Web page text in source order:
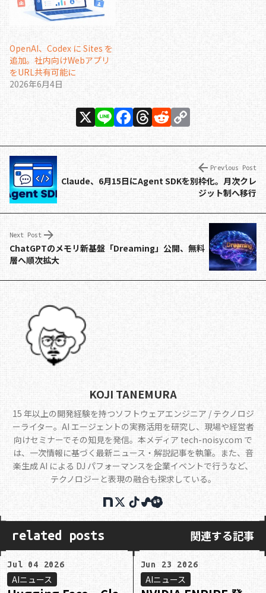
OpenAI、Codex に Sites を
追加。社内向けWebアプリ
をURL共有可能に
2026年6月4日
X Li
n
e
F
a
c
e
b
o
k
T
h
re
a
d
s
R
e
d
di
t
p
y
Li
n
Previous Post
Claude、6月15日にAgent SDKを別枠化。月次クレ
ジット制へ移行
Next Post
ChatGPTのメモリ新基盤「Dreaming」公開、無料
層へ順次拡大
KOJI TANEMURA
15 年以上の開発経験を持つソフトウェアエンジニア / テクノロジ
ーライター。AI エージェントの実務活用を研究し、現場や経営者
向けセミナーでその知見を発信。本メディア tech-noisy.com で
は、一次情報に基づく最新ニュース・解説記事を執筆。また、音
楽生成 AI による DJ パフォーマンスを企業イベントで行うなど、
テクノロジーと表現の融合も探求している。
related posts 関連する記事
Jul 04 2026
AIニュース
Jun 23 2026
AIニュース